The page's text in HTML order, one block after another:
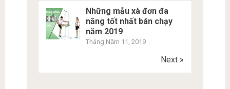
Những mẫu xà đơn đa
năng tốt nhất bán chạy
năm 2019
Tháng Năm 11, 2019
Next »